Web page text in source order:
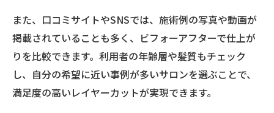
また、口コミサイトやSNSでは、施術例の写真や動画が
掲載されていることも多く、ビフォーアフターで仕上が
りを比較できます。利用者の年齢層や髪質もチェック
し、自分の希望に近い事例が多いサロンを選ぶことで、
満足度の高いレイヤーカットが実現できます。